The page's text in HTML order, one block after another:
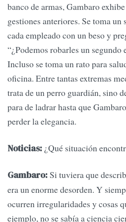
banco de armas, Gambaro
gestiones anteriores. Se toma un
cada empleado con un beso y
“¿Podemos robarles un segundo
Incluso se toma un rato para
oficina. Entre tantas extremas
trata de un perro guardián, sino
para de ladrar hasta que
perder la elegancia.
Noticias: ¿Qué situación
Gambaro:Si tuviera que
era un enorme desorden. Y
ocurren irregularidades y cosas
ejemplo, no se sabía a ciencia